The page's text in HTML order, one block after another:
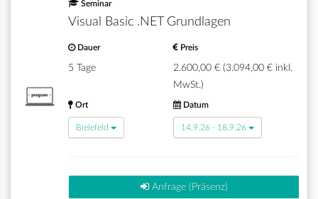
Seminar
Visual Basic .NET Grundlagen
Dauer
5 Tage
Preis
2.600,00 € (3.094,00 € inkl.
MwSt.)
Ort
Bielefeld
Datum
14.9.26 - 18.9.26
Anfrage (Präsenz)